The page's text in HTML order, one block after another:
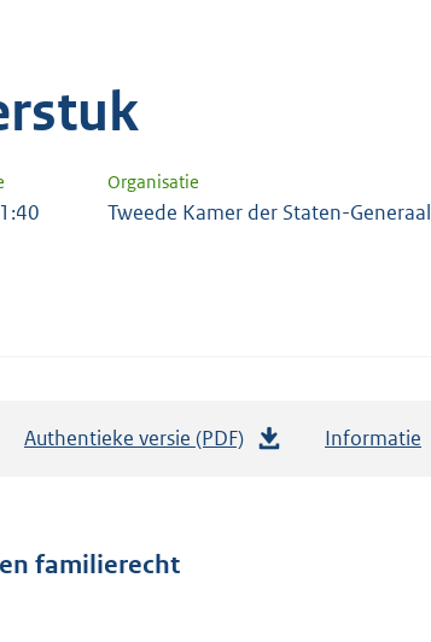
Organisatie
Tweede Kamer der Staten-Generaal
Authentieke versie (PDF) Informatie
familierecht